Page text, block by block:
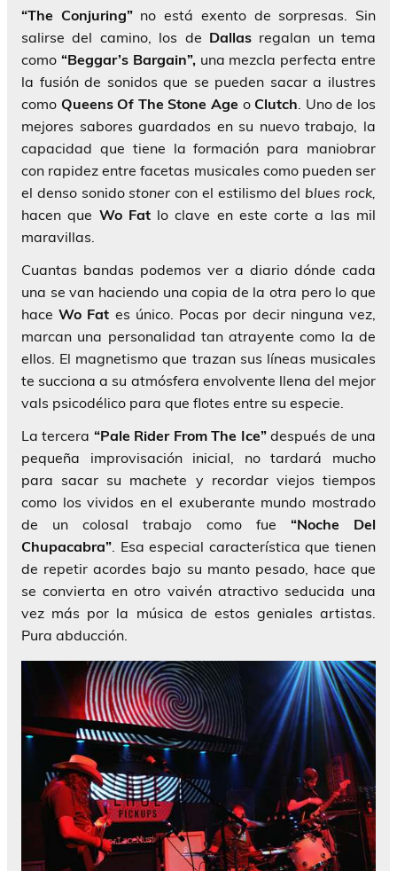
“The Conjuring”no está exento de sorpresas. Sin
salirse del camino, los de Dallasregalan un tema
como “Beggar’s Bargain”, una mezcla perfecta entre
la fusión de sonidos que se pueden sacar a ilustres
como Queens Of The Stone Age oClutch . Uno de los
mejores sabores guardados en su nuevo trabajo, la
capacidad que tiene la formación para maniobrar
con rapidez entre facetas musicales como pueden ser
el denso sonidostoner con el estilismo del blues rock,
hacen que Wo Fatlo clave en este corte a las mil
maravillas.
Cuantas bandas podemos ver a diario dónde cada
una se van haciendo una copia de la otra pero lo que
haceWo Fat es único. Pocas por decir ninguna vez,
marcan una personalidad tan atrayente como la de
ellos. El magnetismo que trazan sus líneas musicales
te succiona a su atmósfera envolvente llena del mejor
vals psicodélico para que flotes entre su especie.
La tercera “Pale Rider From The Ice”después de una
pequeña improvisación inicial, no tardará mucho
para sacar su machete y recordar viejos tiempos
como los vividos en el exuberante mundo mostrado
de un colosal trabajo como fue “Noche Del
Chupacabra” . Esa especial característica que tienen
de repetir acordes bajo su manto pesado, hace que
se convierta en otro vaivén atractivo seducida una
vez más por la música de estos geniales artistas.
Pura abducción.